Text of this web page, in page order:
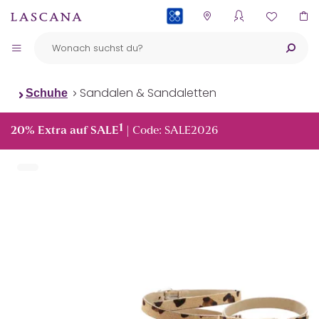
Schuhe Sandalen & Sandaletten
20% Extra auf SALE1 | Code: SALE2026